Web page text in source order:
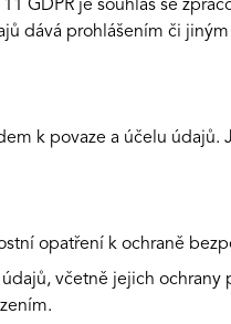
GDPR je souhlas se
dává prohlášením či
k povaze a účelu
opatření k ochraně
včetně jejich